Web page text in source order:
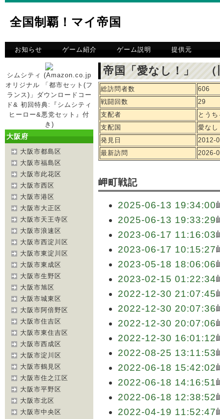
全国制覇！マイ帝国
お知らせ ゲーム紹介 ゲーム説明 提供元
シムシティ (Amazon.co.jp
オリジナル 「都市セット(フ
ランス)」ダウンロードコー
ド& 初回特典:『シムシティ
ヒーロー&悪党セット』付
き)
大阪府
大阪市都島区
大阪市福島区
大阪市此花区
大阪市西区
大阪市港区
大阪市大正区
大阪市天王寺区
大阪市浪速区
大阪市西淀川区
大阪市東淀川区
大阪市東成区
大阪市生野区
大阪市旭区
大阪市城東区
大阪市阿倍野区
大阪市住吉区
大阪市東住吉区
大阪市西成区
大阪市淀川区
大阪市鶴見区
大阪市住之江区
大阪市平野区
大阪市北区
大阪市中央区
帝国「愛なし！」 （
総訪問者数
606
戦闘回数
29
支配者
とう
支配国
愛なし
発見日
2012-
最新訪問
2026-
岬町戦記
2025-06-13 19:34:00
2025-06-13 19:33:29
2023-06-17 11:16:03
2023-06-17 10:15:27
2023-05-18 18:06:06
2023-02-15 01:22:34
2022-12-30 21:07:45
2022-12-30 20:07:36
2022-12-30 20:07:06
2022-12-30 16:01:12
2022-08-25 13:11:53
2022-06-18 15:42:02
2022-06-18 14:16:51
2022-06-18 12:38:52
2022-04-19 11:52:47